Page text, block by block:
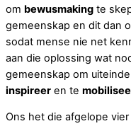
om bewusmaking te
gemeenskap en dit dan
sodat mense nie net
aan die oplossing wat
gemeenskap om
inspireer en te
Ons het die afgelope